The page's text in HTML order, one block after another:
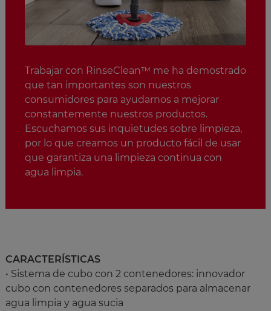
Trabajar con RinseClean™ me ha demostrado
que tan importantes son nuestros
consumidores para ayudarnos a mejorar
constantemente nuestros productos.
Escuchamos sus inquietudes sobre limpieza,
por lo que creamos un producto fácil de usar
que garantiza una limpieza continua con
agua limpia.
CARACTERÍSTICAS
• Sistema de cubo con 2 contenedores: innovador
cubo con contenedores separados para almacenar
agua limpia y agua sucia